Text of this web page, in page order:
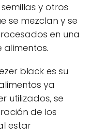
y otros
se mezclan y se
en una
black es su
ya
utilizados, se
de los
estar